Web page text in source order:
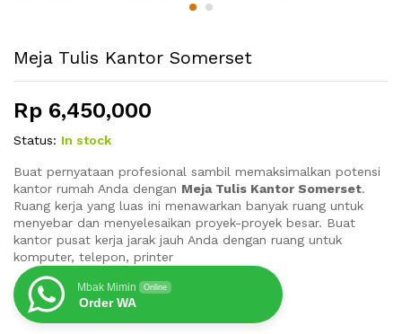
Meja Tulis Kantor Somerset
Rp 6,450,000
Status: In stock
Buat pernyataan profesional sambil memaksimalkan potensi
kantor rumah Anda dengan Meja Tulis Kantor Somerset.
Ruang kerja yang luas ini menawarkan banyak ruang untuk
menyebar dan menyelesaikan proyek-proyek besar. Buat
kantor pusat kerja jarak jauh Anda dengan ruang untuk
komputer, telepon, printer
Mbak Mimin Online
Order WA